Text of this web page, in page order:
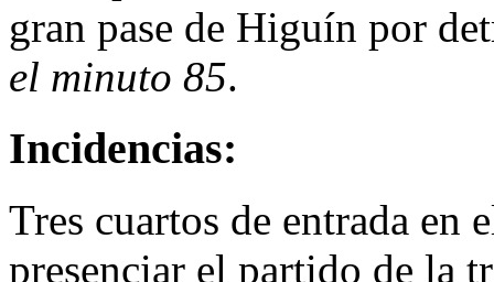
gran pase de Higuín por
el minuto 85.
Incidencias:
Tres cuartos de entrada en
presenciar el partido de la